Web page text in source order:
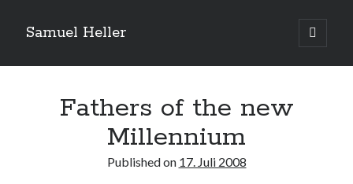
Samuel Heller
open
primary
Sidebar
Upcoming Shows
Es sind keine anstehenden Veranstaltungen vorhanden.
Fathers of the new
Millennium
Published on 17. Juli 2008